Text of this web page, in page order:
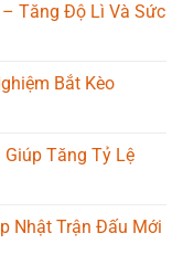
– Tăng Độ Lì Và Sức
Bắt Kèo
Giúp Tăng Tỷ Lệ
Nhật Trận Đấu Mới